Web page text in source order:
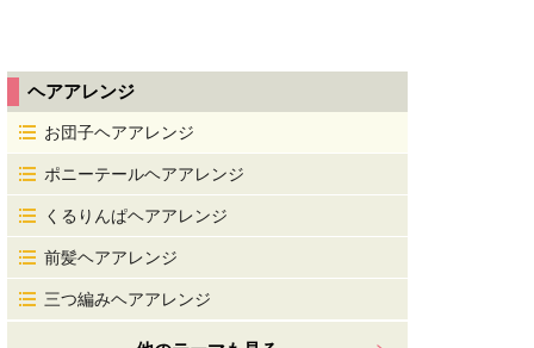
ヘアアレンジ
お団子ヘアアレンジ
ポニーテールヘアアレンジ
くるりんぱヘアアレンジ
前髪ヘアアレンジ
三つ編みヘアアレンジ